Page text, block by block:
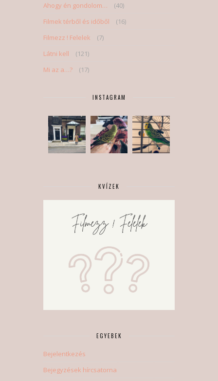
Ahogy én gondolom…
(40)
Filmek térből és időből
(16)
Filmezz ! Felelek
(7)
Látni kell
(121)
Mi az a…?
(17)
INSTAGRAM
KVÍZEK
EGYEBEK
Bejelentkezés
Bejegyzések hírcsatorna